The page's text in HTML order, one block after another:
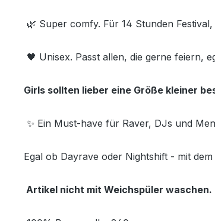
🌿 Super comfy. Für 14 Stunden
🖤 Unisex. Passt allen, die gerne feiern,
Girls sollten lieber eine Größe kleiner
✨ Ein Must-have für Raver, DJs und
Egal ob Dayrave oder Nightshift - mit
Artikel nicht mit Weichspüler waschen.